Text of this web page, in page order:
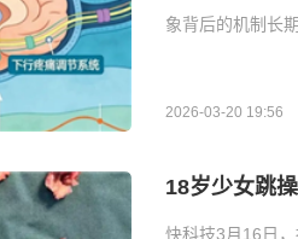
象背后的机制长
2026-03-20 19:56
18岁少女跳
快科技3月16日